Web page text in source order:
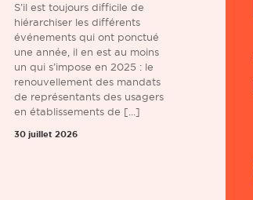
S’il est toujours difficile de
hiérarchiser les différents
événements qui ont ponctué
une année, il en est au moins
un qui s’impose en 2025 : le
renouvellement des mandats
de représentants des usagers
en établissements de [...]
30 juillet 2026